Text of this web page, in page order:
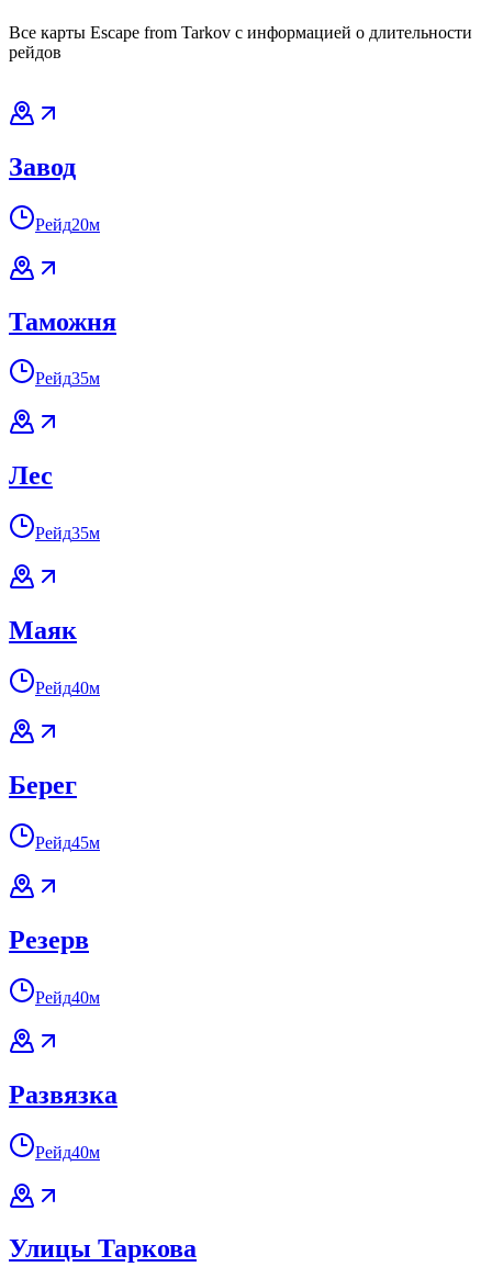
Все карты Escape from Tarkov с информацией о длительности
рейдов
Завод
Рейд20м
Таможня
Рейд35м
Лес
Рейд35м
Маяк
Рейд40м
Берег
Рейд45м
Резерв
Рейд40м
Развязка
Рейд40м
Улицы Таркова